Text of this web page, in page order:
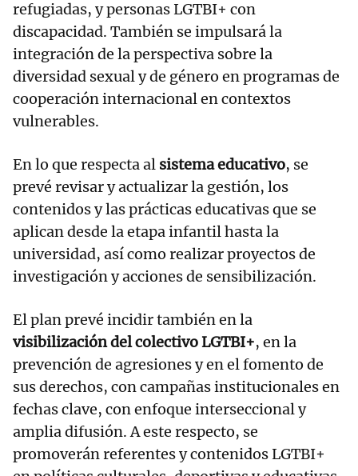
refugiadas, y personas LGTBI+ con
discapacidad. También se impulsará la
integración de la perspectiva sobre la
diversidad sexual y de género en programas de
cooperación internacional en contextos
vulnerables.
En lo que respecta al sistema educativo, se
prevé revisar y actualizar la gestión, los
contenidos y las prácticas educativas que se
aplican desde la etapa infantil hasta la
universidad, así como realizar proyectos de
investigación y acciones de sensibilización.
El plan prevé incidir también en la
visibilización del colectivo LGTBI+, en la
prevención de agresiones y en el fomento de
sus derechos, con campañas institucionales en
fechas clave, con enfoque interseccional y
amplia difusión. A este respecto, se
promoverán referentes y contenidos LGTBI+